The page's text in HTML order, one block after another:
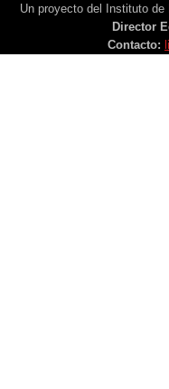
Un proyecto del Instituto
Director
Contacto: